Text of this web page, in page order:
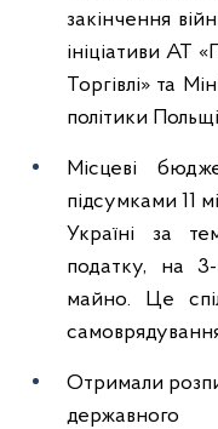
закінчення
ініціативи АТ
Торгівлі» та
політики
Місцеві
підсумками 11
Україні за
податку, на
майно. Це
Отримали